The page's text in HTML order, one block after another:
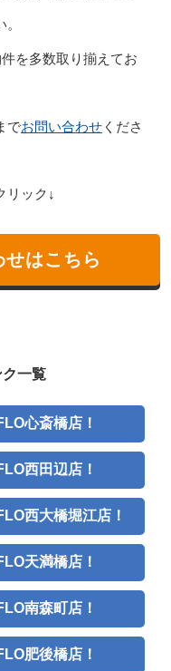
を多数取り揃えてお
でお問い合わせくださ
リック↓
はこちら
一覧
心斎橋店！
西田辺店！
西大橋堀江店！
天満橋店！
南森町店！
肥後橋店！